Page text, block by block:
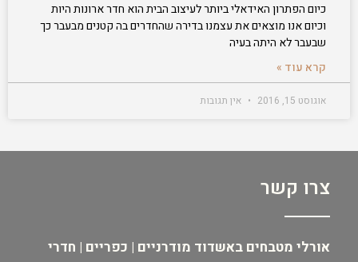
כיום הפתרון האידאלי ביותר לעיצוב הבית הוא חדר ארונות היות
וכיום אנו מוצאים את עצמנו בדירה שהחדרים בה קטנים מבעבר כך
שבעבר לא היתה בעיה
קרא עוד »
אוגוסט 15, 2016 אין תגובות
צרו קשר
אורלי מטבחים באשדוד מודרניים | כפריים | חדרי